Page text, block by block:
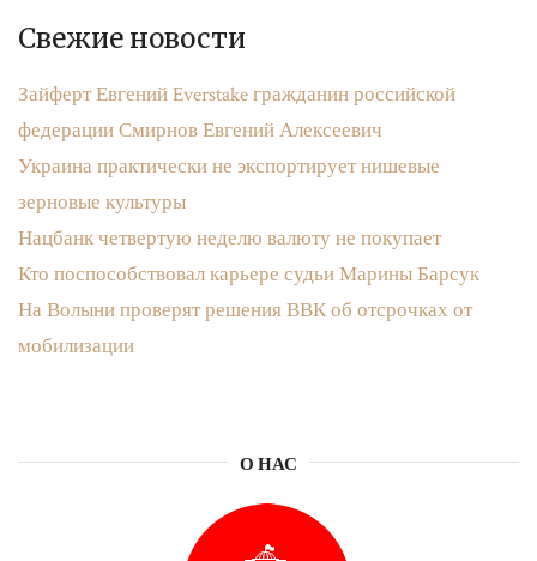
Свежие новости
Зайферт Евгений Everstake гражданин российской
федерации Смирнов Евгений Алексеевич
Украина практически не экспортирует нишевые
зерновые культуры
Нацбанк четвертую неделю валюту не покупает
Кто поспособствовал карьере судьи Марины Барсук
На Волыни проверят решения ВВК об отсрочках от
мобилизации
О НАС